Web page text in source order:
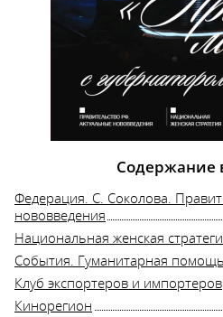
Содержание
Федерация. С. Соколова.
нововведения
Национальная женская
События. Гуманитарная помощь
Клуб экспортеров и импортеров
Кинорегион